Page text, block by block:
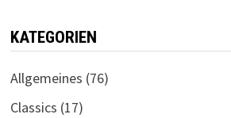
KATEGORIEN
Allgemeines (76)
Classics (17)